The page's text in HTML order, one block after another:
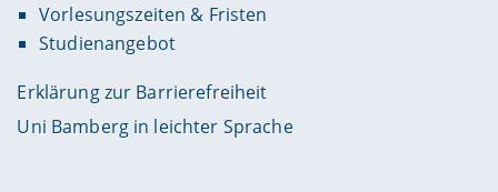
Vorlesungszeiten & Fristen
Studienangebot
Erklärung zur Barrierefreiheit
Uni Bamberg in leichter Sprache